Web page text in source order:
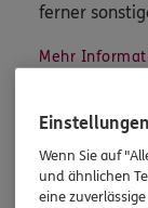
ferner
Mehr
Produkte
Wenn Sie auf
und ähnlichen
eine